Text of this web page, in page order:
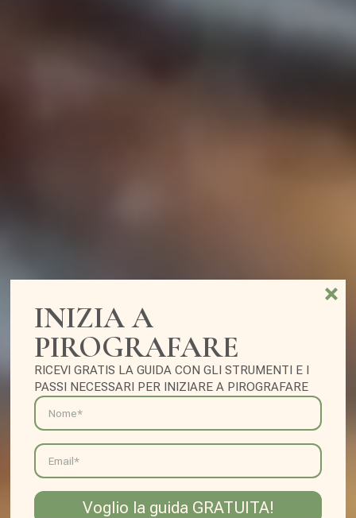
INIZIA A
PIROGRAFARE
RICEVI GRATIS LA GUIDA CON GLI STRUMENTI E Ι
PASSI NECESSARI PER INIZIARE A PIROGRAFARE
Voglio la guida GRATUITA!